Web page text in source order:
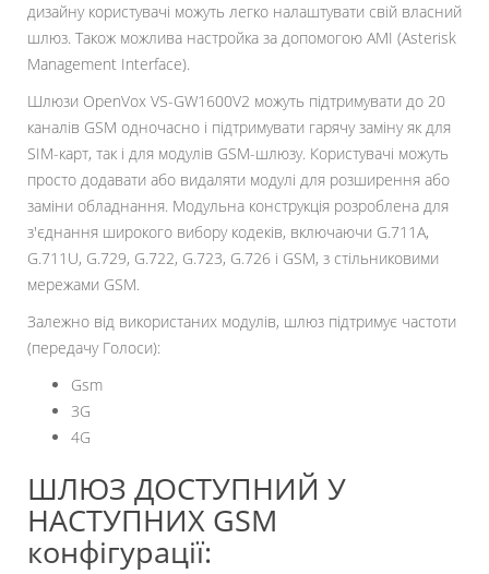
дизайну користувачі можуть легко налаштувати свій власний
шлюз. Також можлива настройка за допомогою AMI (Asterisk
Management Interface).
Шлюзи OpenVox VS-GW1600V2 можуть підтримувати до 20
каналів GSM одночасно і підтримувати гарячу заміну як для
SIM-карт, так і для модулів GSM-шлюзу. Користувачі можуть
просто додавати або видаляти модулі для розширення або
заміни обладнання. Модульна конструкція розроблена для
з'єднання широкого вибору кодеків, включаючи G.711A,
G.711U, G.729, G.722, G.723, G.726 і GSM, з стільниковими
мережами GSM.
Залежно від використаних модулів, шлюз підтримує частоти
(передачу Голоси):
Gsm
3G
4G
ШЛЮЗ ДОСТУПНИЙ У
НАСТУПНИХ GSM
конфігурації: